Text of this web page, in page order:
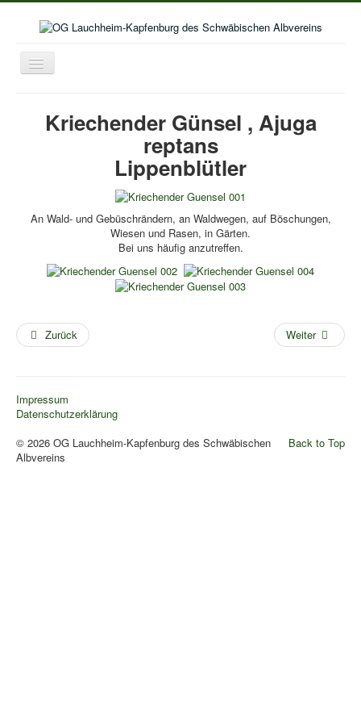
Toggle
Navigation
Aktuelles
Aktivitäten im Wanderjahr
Veranstaltungskalender
Bildergalerie
Selbstwanderungen
Seniorenwanderungen
Kooperation Deutschordenschule
Naturschutz
Wildschützhütte
Suchen
Kriechender Günsel , Ajuga
reptans
Lippenblütler
An Wald- und Gebüschrändern, an Waldwegen, auf Böschungen,
Wiesen und Rasen, in Gärten.
Bei uns häufig anzutreffen.
Zurück Weiter
Impressum
Datenschutzerklärung
Back to Top
© 2026 OG Lauchheim-Kapfenburg des Schwäbischen
Albvereins